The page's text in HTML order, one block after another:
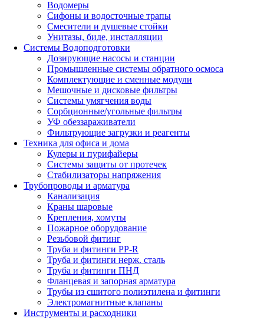
Водомеры
Сифоны и водосточные трапы
Смесители и душевые стойки
Унитазы, биде, инсталляции
Системы Водоподготовки
Дозирующие насосы и станции
Промышленные системы обратного осмоса
Комплектующие и сменные модули
Мешочные и дисковые фильтры
Системы умягчения воды
Сорбционные/угольные фильтры
УФ обеззараживатели
Фильтрующие загрузки и реагенты
Техника для офиса и дома
Кулеры и пурифайеры
Системы защиты от протечек
Стабилизаторы напряжения
Трубопроводы и арматура
Канализация
Краны шаровые
Крепления, хомуты
Пожарное оборудование
Резьбовой фитинг
Труба и фитинги PP-R
Труба и фитинги нерж. сталь
Труба и фитинги ПНД
Фланцевая и запорная арматура
Трубы из сшитого полиэтилена и фитинги
Электромагнитные клапаны
Инструменты и расходники